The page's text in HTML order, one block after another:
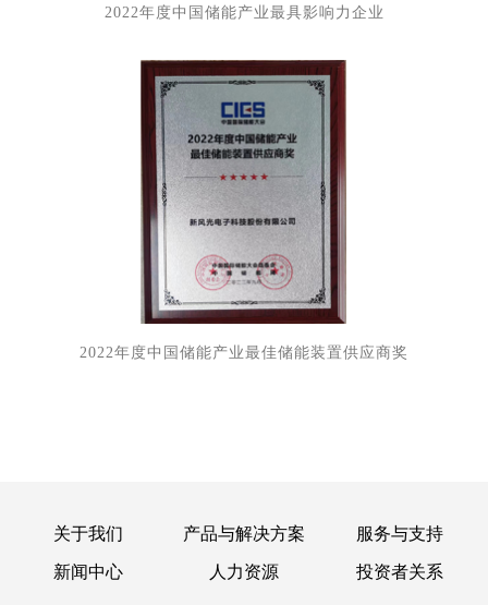
2022年度中国储能产业最具影响力企业
2022年度中国储能产业最佳储能装置供应商奖
关于我们 产品与解决方案 服务与支持
新闻中心 人力资源 投资者关系